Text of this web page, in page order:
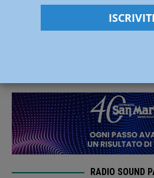
Calcio Dilettanti:
RADIO SOUND